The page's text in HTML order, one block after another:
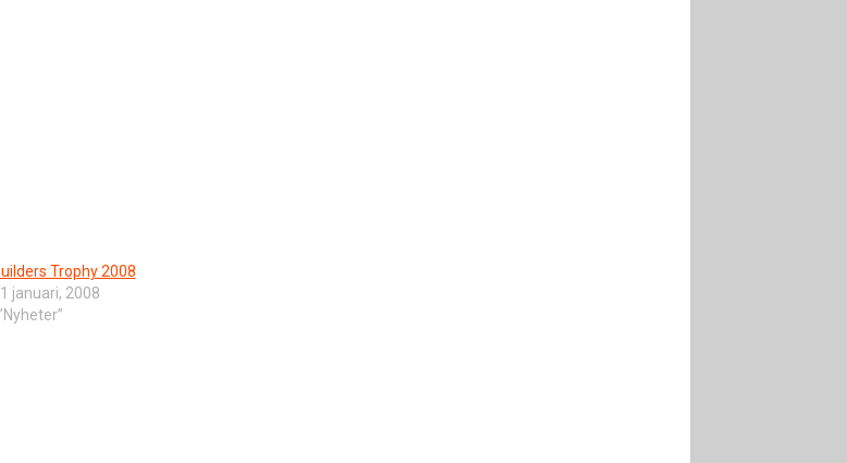
Trophy 2008
januari, 2008